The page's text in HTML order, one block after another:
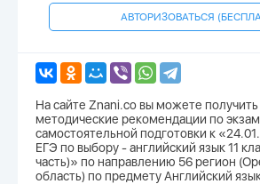
АВТОРИЗОВАТЬСЯ
На сайте Znani.co вы можете получить
методические рекомендации по
самостоятельной подготовки к
ЕГЭ по выбору - английский язык 11
часть)» по направлению 56 регион
область) по предмету Английский